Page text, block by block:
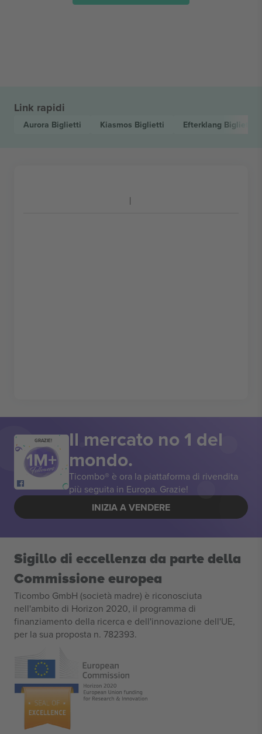
Link rapidi
Aurora Biglietti Kiasmos Biglietti Efterklang Biglietti
GRAZIE! Il mercato no 1 del
mondo.
Ticombo® è ora la piattaforma di rivendita
più seguita in Europa. Grazie!
INIZIA A VENDERE
Sigillo di eccellenza da parte della
Commissione europea
Ticombo GmbH (società madre) è riconosciuta
nell'ambito di Horizon 2020, il programma di
finanziamento della ricerca e dell'innovazione dell'UE,
per la sua proposta n. 782393.